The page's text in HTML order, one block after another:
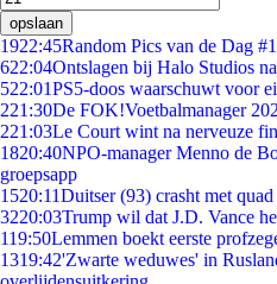
opslaan
1922:45Random Pics van de Dag
622:04Ontslagen bij Halo Studios
522:01PS5-doos waarschuwt voor
221:30De FOK!Voetbalmanager
221:03Le Court wint na nerveuze
1820:40NPO-manager Menno de
groepsapp
1520:11Duitser (93) crasht met
3220:03Trump wil dat J.D. Vance
119:50Lemmen boekt eerste
1319:42'Zwarte weduwes' in